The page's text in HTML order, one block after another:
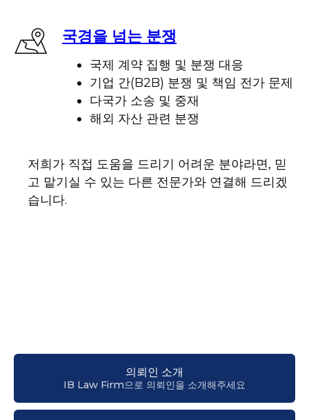
국경을 넘는 분쟁
국제 계약 집행 및 분쟁 대응
기업 간(B2B) 분쟁 및 책임 전가 문제
다국가 소송 및 중재
해외 자산 관련 분쟁
저희가 직접 도움을 드리기 어려운 분야라면, 믿
고 맡기실 수 있는 다른 전문가와 연결해 드리겠
습니다.
의뢰인 소개
IB Law Firm으로 의뢰인을 소개해주세요